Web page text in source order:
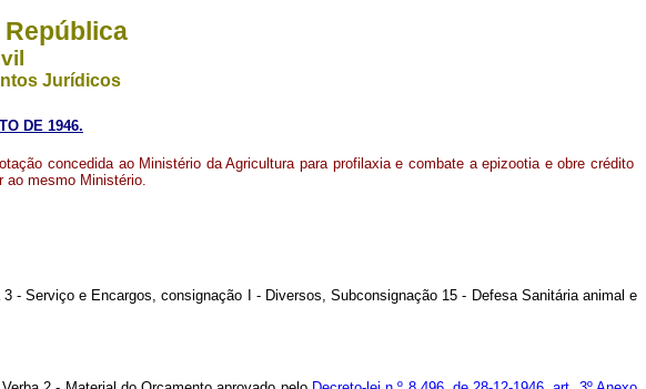
Jurídicos
DE 1946.
concedida ao Ministério da Agricultura para profilaxia e combate a epizootia e obre crédito
ao mesmo Ministério.
- Serviço e Encargos, consignação I - Diversos, Subconsignação 15 - Defesa Sanitária animal e